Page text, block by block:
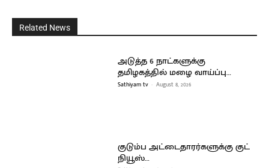
Related News
அடுத்த 6 நாட்களுக்கு
தமிழகத்தில் மழை வாய்ப்பு…
Sathiyam tv - August 8, 2026
குடும்ப அட்டைதாரர்களுக்கு குட்
நியூஸ்…